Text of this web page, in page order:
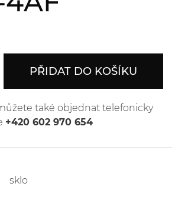
PŘIDAT DO KOŠÍKU
také objednat telefonicky
+420 602 970 654
sklo